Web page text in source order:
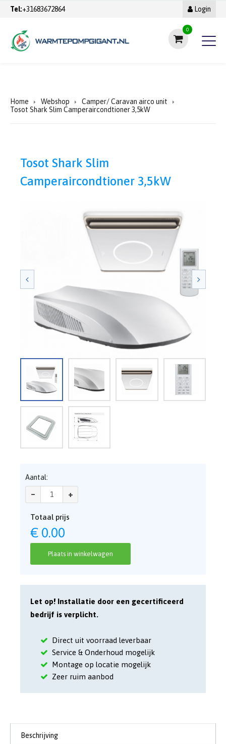
Tel:+31683672864 Login
0
Home Webshop
Camper/ Caravan airco unit
Tosot Shark Slim Camperaircondtioner 3,5kW
Tosot Shark Slim
Camperaircondtioner 3,5kW
Aantal:
– +
Totaal prijs
€ 0.00
Plaats in winkelwagen
Let op! Installatie door een gecertificeerd
bedrijf is verplicht.
Direct uit voorraad leverbaar
Service & Onderhoud mogelijk
Montage op locatie mogelijk
Zeer ruim aanbod
Beschrijving